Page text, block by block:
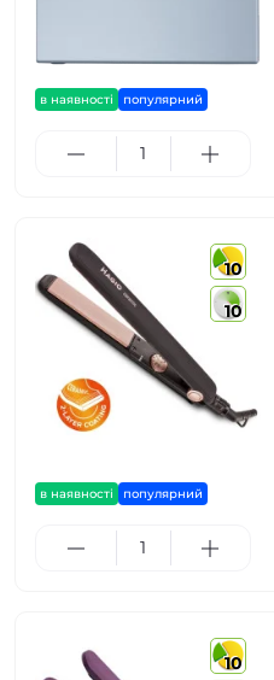
в наявності популярний
10
10
в наявності популярний
10